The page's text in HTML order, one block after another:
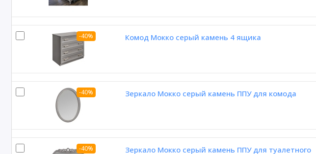
-40% Комод Мокко серый камень 4 ящика
-40% Зеркало Мокко серый камень ППУ для комода
-40%
Зеркало Мокко серый камень ППУ для туалетного